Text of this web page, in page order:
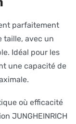
parfaitement
taille, avec un
Idéal pour les
une capacité de
où efficacité
JUNGHEINRICH